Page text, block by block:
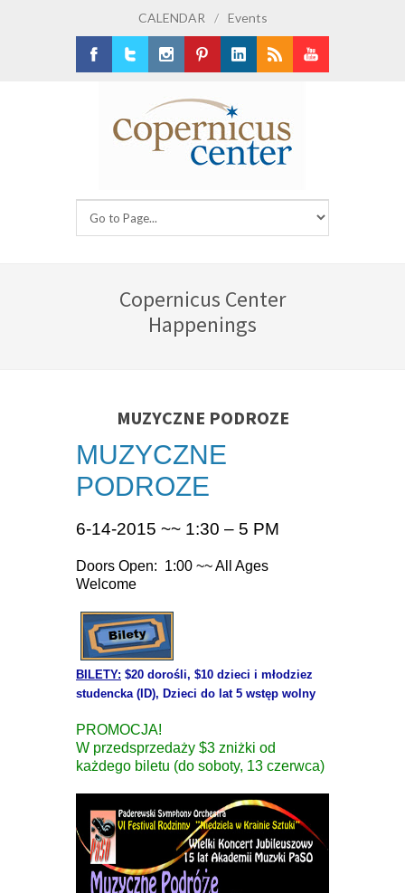
CALENDAR / Events
Copernicus Center
Happenings
MUZYCZNE PODROZE
MUZYCZNE
PODROZE
6-14-2015 ~~ 1:30 – 5 PM
Doors Open: 1:00 ~~ All Ages
Welcome
BILETY: $20 dorośli, $10 dzieci i młodziez
studencka (ID), Dzieci do lat 5 wstęp wolny
PROMOCJA!
W przedsprzedaży $3 zniżki od
każdego biletu (do soboty, 13 czerwca)